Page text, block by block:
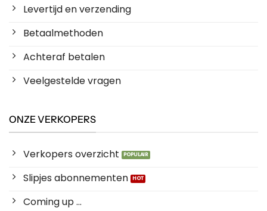
Levertijd en verzending
Betaalmethoden
Achteraf betalen
Veelgestelde vragen
ONZE VERKOPERS
Verkopers overzicht
Slipjes abonnementen
Coming up ...